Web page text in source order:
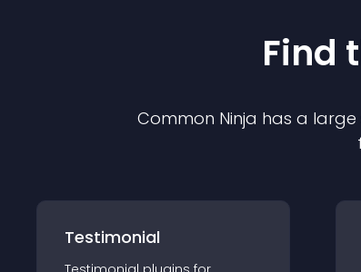
Find
Common Ninja has a
Testimonial